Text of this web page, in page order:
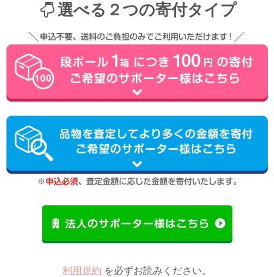
選べる２つの寄付タイプ
利用規約 を必ずお読みください。